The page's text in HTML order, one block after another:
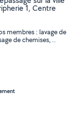
1, Centre
membres : lavage de
de chemises, ..